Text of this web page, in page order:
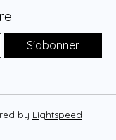
S'abonner
by Lightspeed